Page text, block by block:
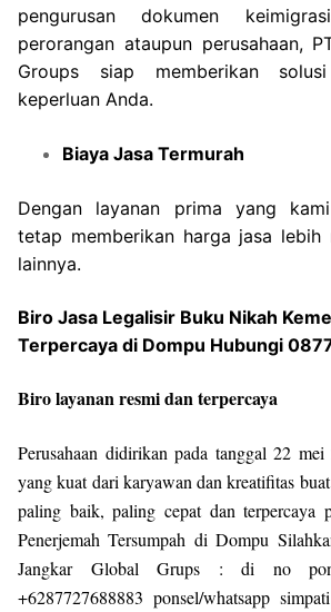
pengurusan dokumen
perorangan ataupun perusahaan,
Groups siap memberikan
keperluan Anda.
Biaya Jasa Termurah
Dengan layanan prima yang
tetap memberikan harga jasa lebih
lainnya.
Biro Jasa Legalisir Buku Nikah
Terpercaya di Dompu Hubungi
Biro layanan resmi dan terpercaya
Perusahaan didirikan pada tanggal 22
yang kuat dari karyawan dan kreatifitas
paling baik, paling cepat dan terpercaya
Penerjemah Tersumpah di Dompu
Jangkar Global Grups : di no
+6287727688883 ponsel/whatsapp